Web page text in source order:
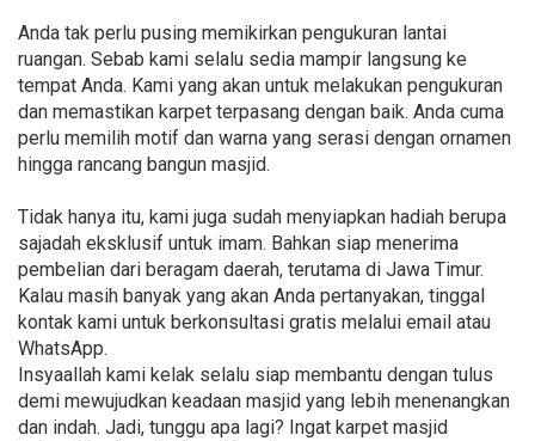
Anda tak perlu pusing memikirkan pengukuran lantai
ruangan. Sebab kami selalu sedia mampir langsung ke
tempat Anda. Kami yang akan untuk melakukan pengukuran
dan memastikan karpet terpasang dengan baik. Anda cuma
perlu memilih motif dan warna yang serasi dengan ornamen
hingga rancang bangun masjid.
Tidak hanya itu, kami juga sudah menyiapkan hadiah berupa
sajadah eksklusif untuk imam. Bahkan siap menerima
pembelian dari beragam daerah, terutama di Jawa Timur.
Kalau masih banyak yang akan Anda pertanyakan, tinggal
kontak kami untuk berkonsultasi gratis melalui email atau
WhatsApp.
Insyaallah kami kelak selalu siap membantu dengan tulus
demi mewujudkan keadaan masjid yang lebih menenangkan
dan indah. Jadi, tunggu apa lagi? Ingat karpet masjid